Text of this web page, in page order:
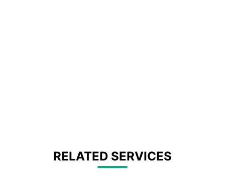
RELATED SERVICES